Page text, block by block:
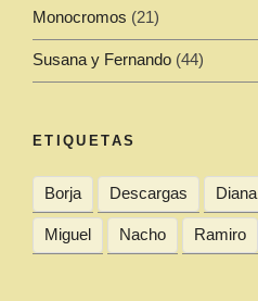
Monocromos (21)
Susana y Fernando (44)
ETIQUETAS
Borja Descargas Diana
Miguel Nacho Ramiro